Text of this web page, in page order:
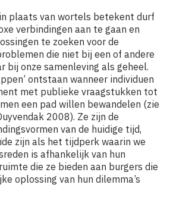
plaats van wortels betekent durf
verbindingen aan te gaan en
te zoeken voor de
die niet bij een of andere
bij onze samenleving als geheel.
ontstaan wanneer individuen
met publieke vraagstukken tot
een pad willen bewandelen (zie
2008). Ze zijn de
van de huidige tijd,
zijn als het tijdperk waarin we
is afhankelijk van hun
die ze bieden aan burgers die
oplossing van hun dilemma’s